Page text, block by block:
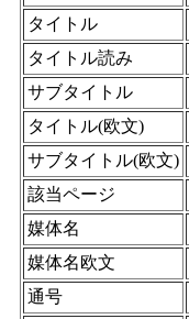
タイトル
タイトル読み
サブタイトル
タイトル(欧文)
サブタイトル(欧文)
該当ページ
媒体名
媒体名欧文
通号